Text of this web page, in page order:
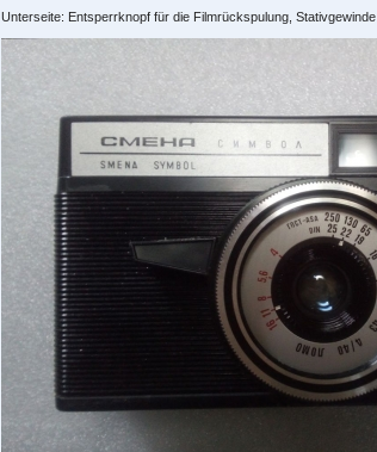
Unterseite: Entsperrknopf für die Filmrückspulung, Stativgewinde